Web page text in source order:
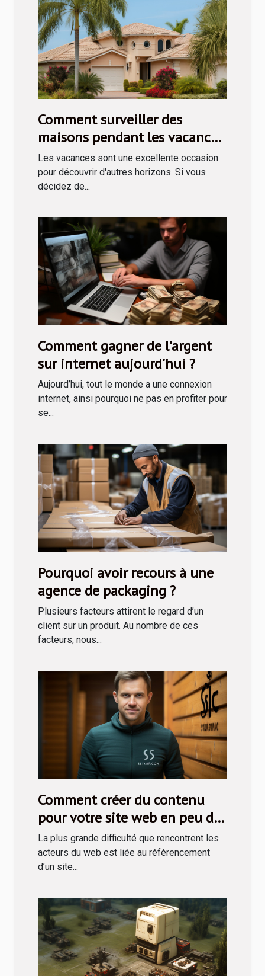
Comment surveiller des
maisons pendant les vacances
?
Les vacances sont une excellente occasion
pour découvrir d'autres horizons. Si vous
décidez de...
Comment gagner de l'argent
sur internet aujourd'hui ?
Aujourd’hui, tout le monde a une connexion
internet, ainsi pourquoi ne pas en profiter pour
se...
Pourquoi avoir recours à une
agence de packaging ?
Plusieurs facteurs attirent le regard d’un
client sur un produit. Au nombre de ces
facteurs, nous...
Comment créer du contenu
pour votre site web en peu de
temps ?
La plus grande difficulté que rencontrent les
acteurs du web est liée au référencement
d’un site...